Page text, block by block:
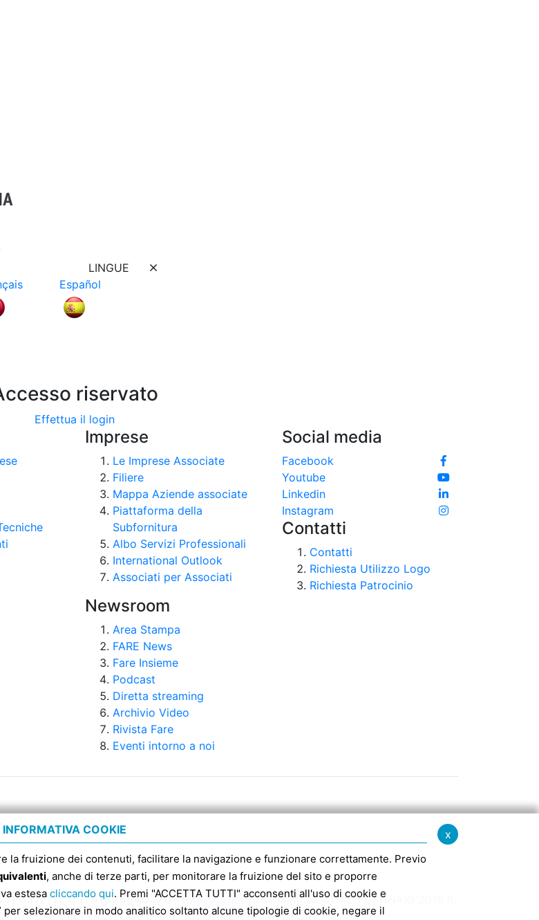
LINGUE
Español
riservato
Effettua il login
Imprese
Le Imprese Associate
Filiere
Mappa Aziende associate
Piattaforma della
Subfornitura
Albo Servizi Professionali
International Outlook
Associati per Associati
Newsroom
Area Stampa
FARE News
Fare Insieme
Podcast
Diretta streaming
Archivio Video
Rivista Fare
Eventi intorno a noi
Social media
Facebook
Youtube
Linkedin
Instagram
Contatti
Contatti
Richiesta Utilizzo Logo
Richiesta Patrocinio
6317111, C.F. 91398840370 - info@confindustriaemilia.it DAL 1 GENNAIO 2019 IL
ELETTRONICHE E’ ESCLUSIVAMENTE: M5UXCR1
x
INFORMATIVA COOKIE
la fruizione dei contenuti, facilitare la navigazione e funzionare correttamente. Previo
, anche di terze parti, per monitorare la fruizione del sito e proporre
estesa cliccando qui. Premi "ACCETTA TUTTI" acconsenti all'uso di cookie e
per selezionare in modo analitico soltanto alcune tipologie di cookie, negare il